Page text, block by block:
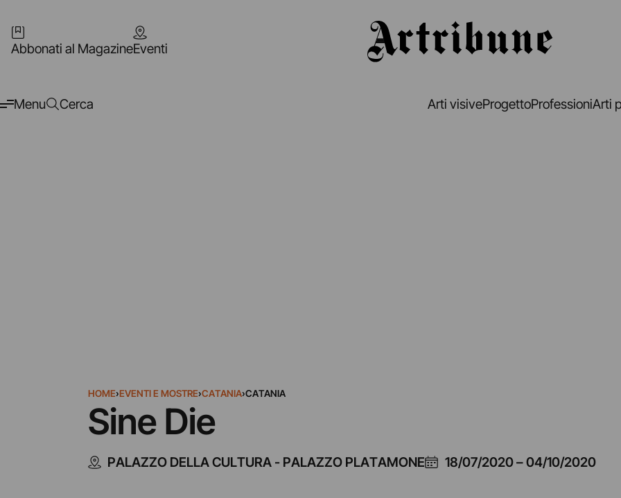
Abbonati al MagazineEventi
Menu Cerca Arti visiveProgettoProfessioniArti
HOME›EVENTI E MOSTRE›CATANIA›CATANIA
Sine Die
PALAZZO DELLA CULTURA - PALAZZO PLATAMONE 18/07/2020–04/10/2020